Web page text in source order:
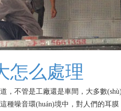
怎么處理
，不管是工廠還是車間，大多數
種噪音環(huán)境中，對人們的耳膜